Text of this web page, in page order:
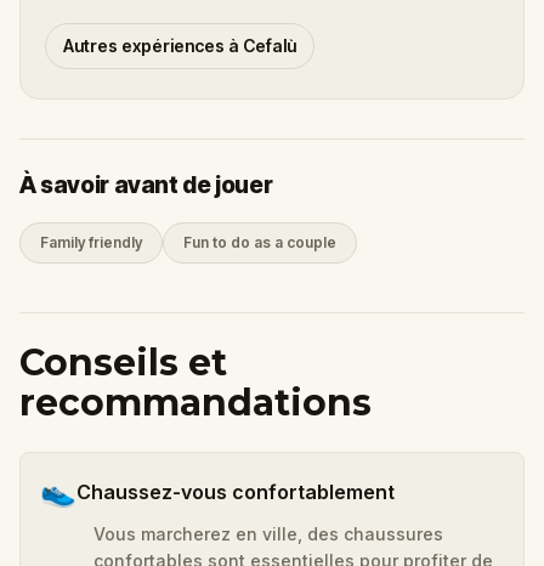
Autres expériences à Cefalù
À savoir avant de jouer
Family friendly Fun to do as a couple
Conseils et
recommandations
👟Chaussez-vous confortablement
Vous marcherez en ville, des chaussures
confortables sont essentielles pour profiter de